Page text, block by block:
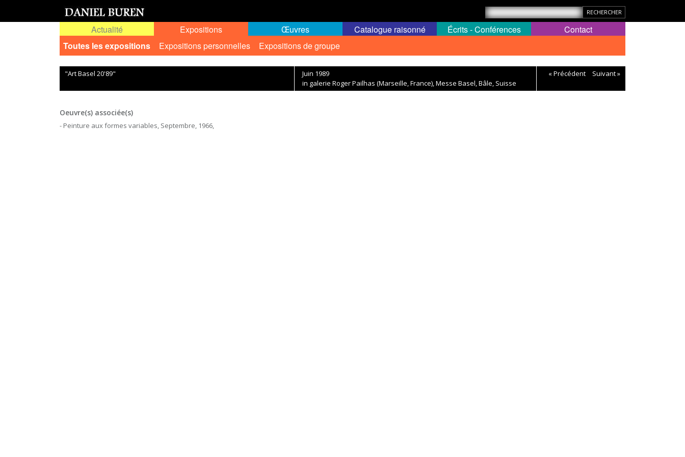
Actualité
Expositions
Toutes les expositions
Expositions personnelles Expositions de groupe
Œuvres Catalogue raisonné Écrits - Conférences Contact
"Art Basel 20'89"
Juin 1989
in galerie Roger Pailhas (Marseille, France), Messe Basel, Bâle, Suisse
« Précédent Suivant »
Oeuvre(s) associée(s)
- Peinture aux formes variables, Septembre, 1966,